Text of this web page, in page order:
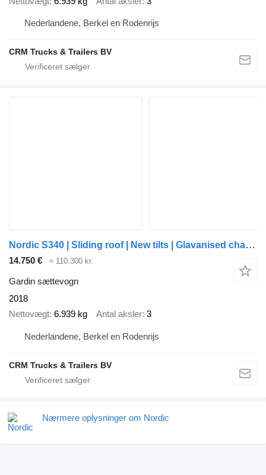
Nederlandene, Berkel en Rodenrijs
CRM Trucks & Trailers BV
Nordic S340 | Sliding roof | New tilts | Glavanised chassis | Code XL |
14.750 € ≈ 110.300 kr.
Gardin sættevogn
2018
Nettovægt 6.939 kg Antal aksler 3
Nederlandene, Berkel en Rodenrijs
CRM Trucks & Trailers BV
Nærmere oplysninger om Nordic